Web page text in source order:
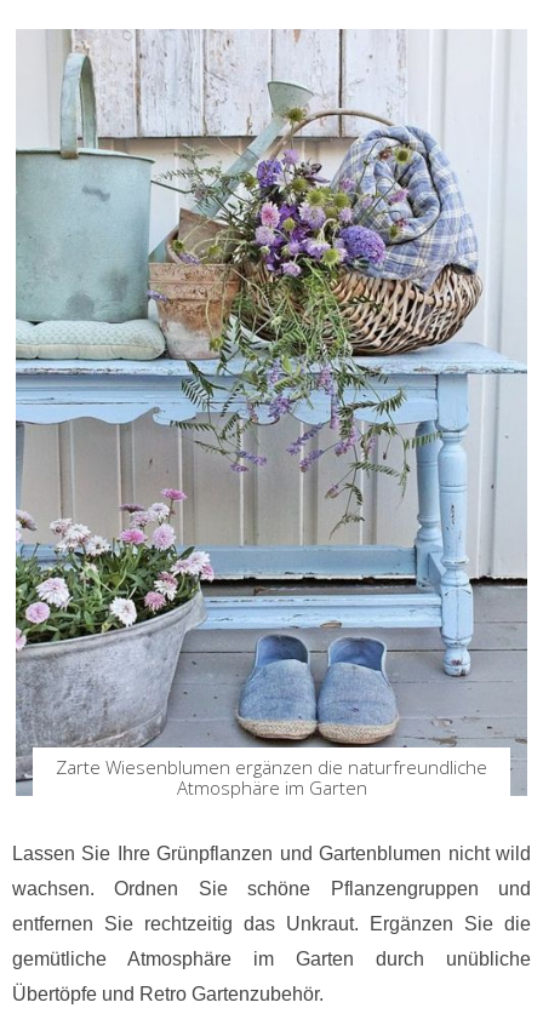
Zarte Wiesenblumen ergänzen die naturfreundliche
Atmosphäre im Garten
Lassen Sie Ihre Grünpflanzen und Gartenblumen nicht wild
wachsen. Ordnen Sie schöne Pflanzengruppen und
entfernen Sie rechtzeitig das Unkraut. Ergänzen Sie die
gemütliche Atmosphäre im Garten durch unübliche
Übertöpfe und Retro Gartenzubehör.